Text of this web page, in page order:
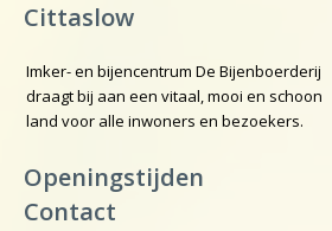
Cittaslow
Imker- en bijencentrum De Bijenboerderij
draagt bij aan een vitaal, mooi en schoon
land voor alle inwoners en bezoekers.
Openingstijden
Contact